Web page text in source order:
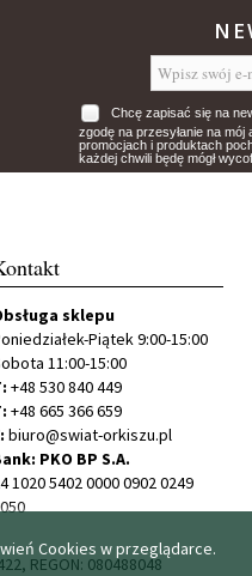
Chcę zapisać się na
zgodę na przesyłanie na mój
promocjach i produktach
każdej chwili będę mógł
sklepu
Piątek 9:00-15:00
11:00-15:00
+48 530 840 449
+48 665 366 659
biuro@swiat-orkiszu.pl
PKO BP S.A.
1020 5402 0000 0902 0249
Cookies w przeglądarce.
REGON: 080488048